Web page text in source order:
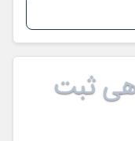
ثبت